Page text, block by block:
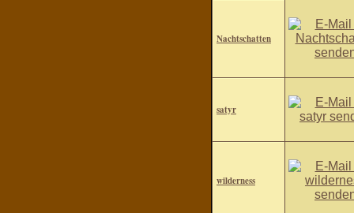
Nachtschatten
satyr
wilderness